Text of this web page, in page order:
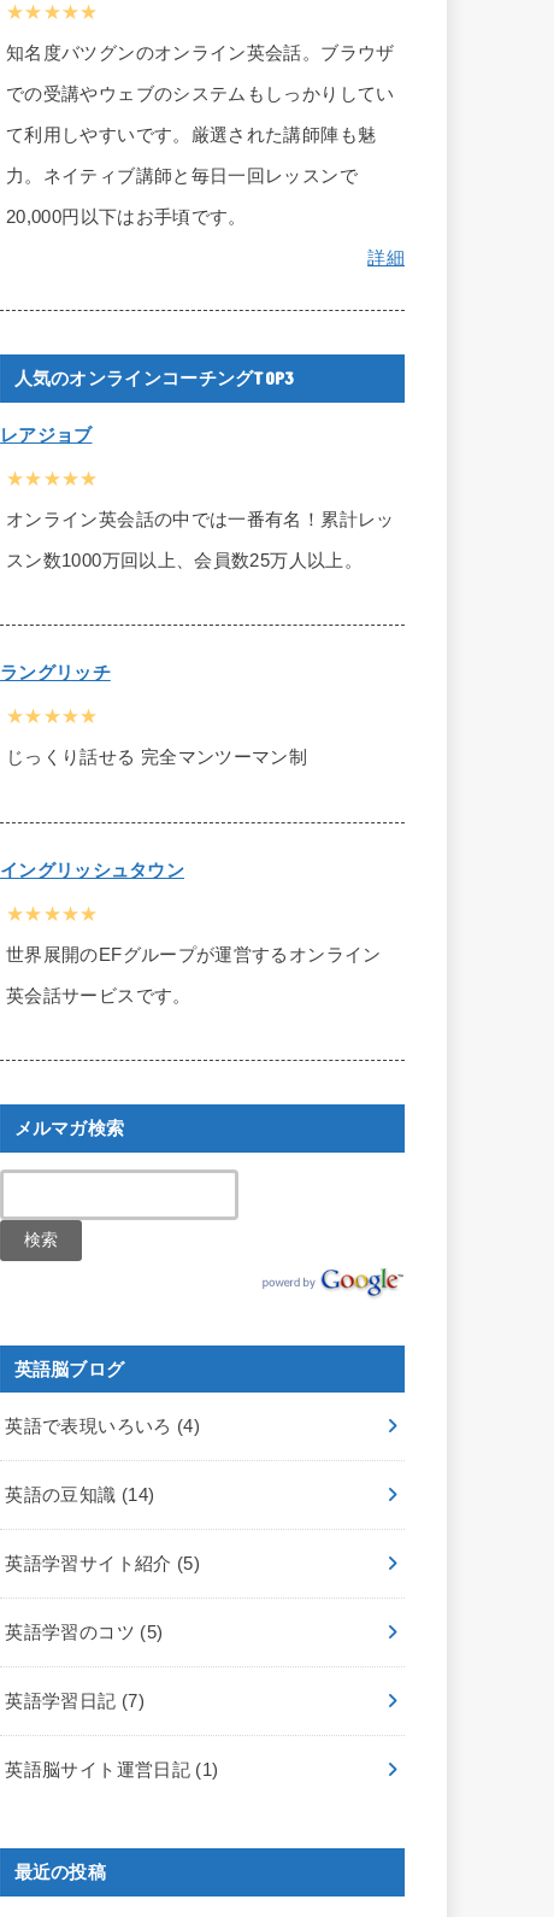
★★★★★
知名度バツグンのオンライン英会話。ブラウザ
での受講やウェブのシステムもしっかりしてい
て利用しやすいです。厳選された講師陣も魅
力。ネイティブ講師と毎日一回レッスンで
20,000円以下はお手頃です。
詳細
人気のオンラインコーチングTOP3
レアジョブ
★★★★★
オンライン英会話の中では一番有名！累計レッ
スン数1000万回以上、会員数25万人以上。
ラングリッチ
★★★★★
じっくり話せる 完全マンツーマン制
イングリッシュタウン
★★★★★
世界展開のEFグループが運営するオンライン
英会話サービスです。
メルマガ検索
英語脳ブログ
英語で表現いろいろ (4)
英語の豆知識 (14)
英語学習サイト紹介 (5)
英語学習のコツ (5)
英語学習日記 (7)
英語脳サイト運営日記 (1)
最近の投稿